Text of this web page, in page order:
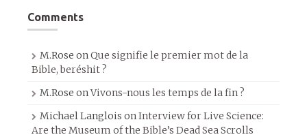
Comments
M.Rose onQue signifie le premier mot de la
Bible, beréshit ?
M.Rose onVivons-nous les temps de la fin ?
Michael Langlois onInterview for Live Science:
Are the Museum of the Bible’s Dead Sea Scrolls